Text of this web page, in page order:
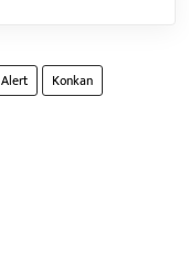
Alert
Konkan